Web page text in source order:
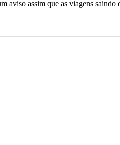
aviso assim que as viagens saindo